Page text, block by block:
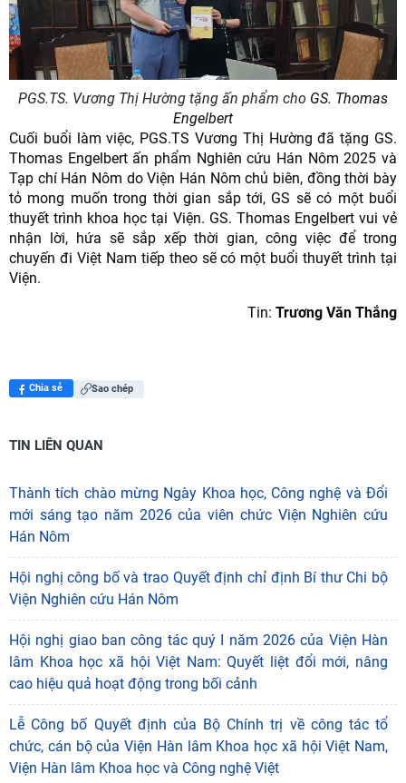
PGS.TS. Vương Thị Hường tặng ấn phẩm cho GS. Thomas
Engelbert
Cuối buổi làm việc, PGS.TS Vương Thị Hường đã tặng GS.
Thomas Engelbert ấn phẩm Nghiên cứu Hán Nôm 2025 và
Tạp chí Hán Nôm do Viện Hán Nôm chủ biên, đồng thời bày
tỏ mong muốn trong thời gian sắp tới, GS sẽ có một buổi
thuyết trình khoa học tại Viện. GS. Thomas Engelbert vui vẻ
nhận lời, hứa sẽ sắp xếp thời gian, công việc để trong
chuyến đi Việt Nam tiếp theo sẽ có một buổi thuyết trình tại
Viện.
Tin: Trương Văn Thắng
Chia sẻ Sao chép
TIN LIÊN QUAN
Thành tích chào mừng Ngày Khoa học, Công nghệ và Đổi
mới sáng tạo năm 2026 của viên chức Viện Nghiên cứu
Hán Nôm
Hội nghị công bố và trao Quyết định chỉ định Bí thư Chi bộ
Viện Nghiên cứu Hán Nôm
Hội nghị giao ban công tác quý I năm 2026 của Viện Hàn
lâm Khoa học xã hội Việt Nam: Quyết liệt đổi mới, nâng
cao hiệu quả hoạt động trong bối cảnh
Lễ Công bố Quyết định của Bộ Chính trị về công tác tổ
chức, cán bộ của Viện Hàn lâm Khoa học xã hội Việt Nam,
Viện Hàn lâm Khoa học và Công nghệ Việt